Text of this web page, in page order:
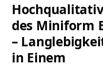
des Miniform
–
in Einem